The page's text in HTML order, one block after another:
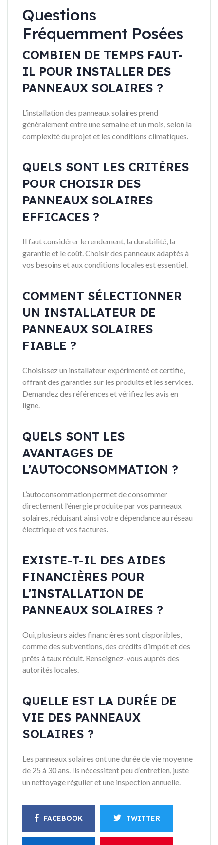
Questions
Fréquemment Posées
COMBIEN DE TEMPS FAUT-
IL POUR INSTALLER DES
PANNEAUX SOLAIRES ?
L’installation des panneaux solaires prend
généralement entre une semaine et un mois, selon la
complexité du projet et les conditions climatiques.
QUELS SONT LES CRITÈRES
POUR CHOISIR DES
PANNEAUX SOLAIRES
EFFICACES ?
Il faut considérer le rendement, la durabilité, la
garantie et le coût. Choisir des panneaux adaptés à
vos besoins et aux conditions locales est essentiel.
COMMENT SÉLECTIONNER
UN INSTALLATEUR DE
PANNEAUX SOLAIRES
FIABLE ?
Choisissez un installateur expérimenté et certifié,
offrant des garanties sur les produits et les services.
Demandez des références et vérifiez les avis en
ligne.
QUELS SONT LES
AVANTAGES DE
L’AUTOCONSOMMATION ?
L’autoconsommation permet de consommer
directement l’énergie produite par vos panneaux
solaires, réduisant ainsi votre dépendance au réseau
électrique et vos factures.
EXISTE-T-IL DES AIDES
FINANCIÈRES POUR
L’INSTALLATION DE
PANNEAUX SOLAIRES ?
Oui, plusieurs aides financières sont disponibles,
comme des subventions, des crédits d’impôt et des
prêts à taux réduit. Renseignez-vous auprès des
autorités locales.
QUELLE EST LA DURÉE DE
VIE DES PANNEAUX
SOLAIRES ?
Les panneaux solaires ont une durée de vie moyenne
de 25 à 30 ans. Ils nécessitent peu d’entretien, juste
un nettoyage régulier et une inspection annuelle.
FACEBOOK TWITTER